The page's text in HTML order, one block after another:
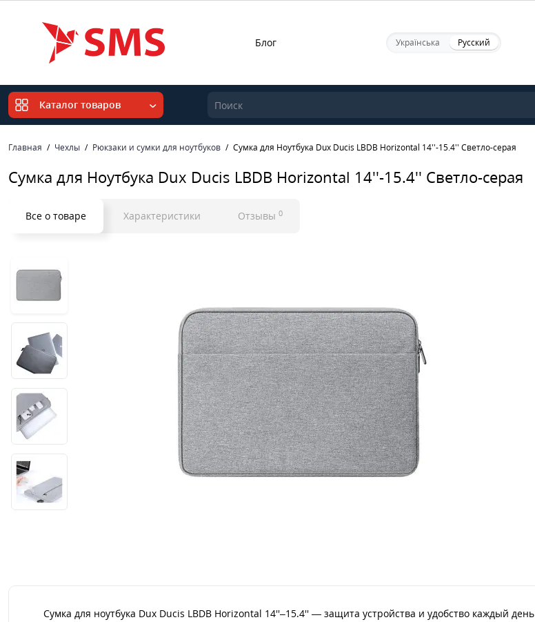
Блог Українська Русский
Каталог товаров
Главная Чехлы Рюкзаки и сумки для ноутбуков Сумка для Ноутбука Dux Ducis LBDB Horizontal 14''-15.4'' Светло-серая
Сумка для Ноутбука Dux Ducis LBDB Horizontal 14''-15.4'' Светло-серая
Все о товаре Характеристики Отзывы 0
Сумка для ноутбука Dux Ducis LBDB Horizontal 14''–15.4'' — защита устройства и удобство каждый день